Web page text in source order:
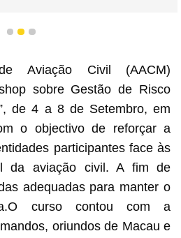
1 2 3
Aviação Civil (AACM)
sobre Gestão de Risco
de 4 a 8 de Setembro, em
o objectivo de reforçar a
participantes face às
da aviação civil. A fim de
adequadas para manter o
curso contou com a
oriundos de Macau e